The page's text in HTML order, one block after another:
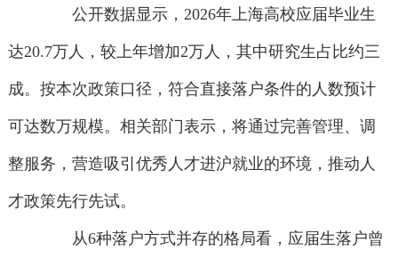
公开数据显示，2026年上海高校应届毕业生
达20.7万人，较上年增加2万人，其中研究生占比约三
成。按本次政策口径，符合直接落户条件的人数预计
可达数万规模。相关部门表示，将通过完善管理、调
整服务，营造吸引优秀人才进沪就业的环境，推动人
才政策先行先试。
从6种落户方式并存的格局看，应届生落户曾